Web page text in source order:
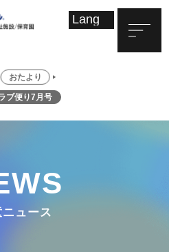
おたより
ブ便り7月号
ュース